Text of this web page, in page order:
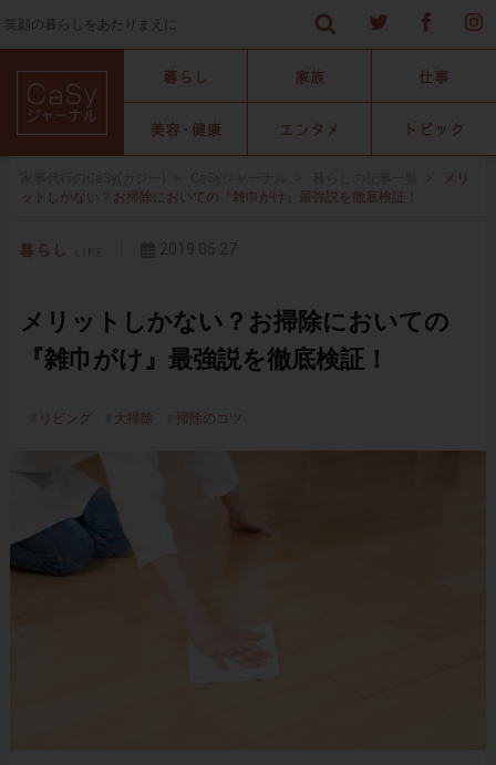
笑顔の暮らしをあたりまえに
メリ
ットしかない？お掃除においての『雑巾がけ』最強説を徹底検証！
メリットしかない？お掃除においての
『雑巾がけ』最強説を徹底検証！
リビング 大掃除 掃除のコツ